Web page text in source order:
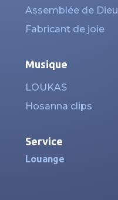
Assemblée de Dieu
Fabricant de joie
Musique
LOUKAS
Hosanna clips
Service
Louange